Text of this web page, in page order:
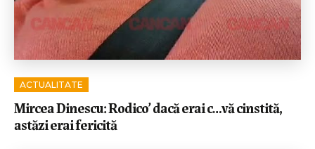
ACTUALITATE
Mircea Dinescu: Rodico’ dacă erai c…vă cinstită,
astăzi erai fericită